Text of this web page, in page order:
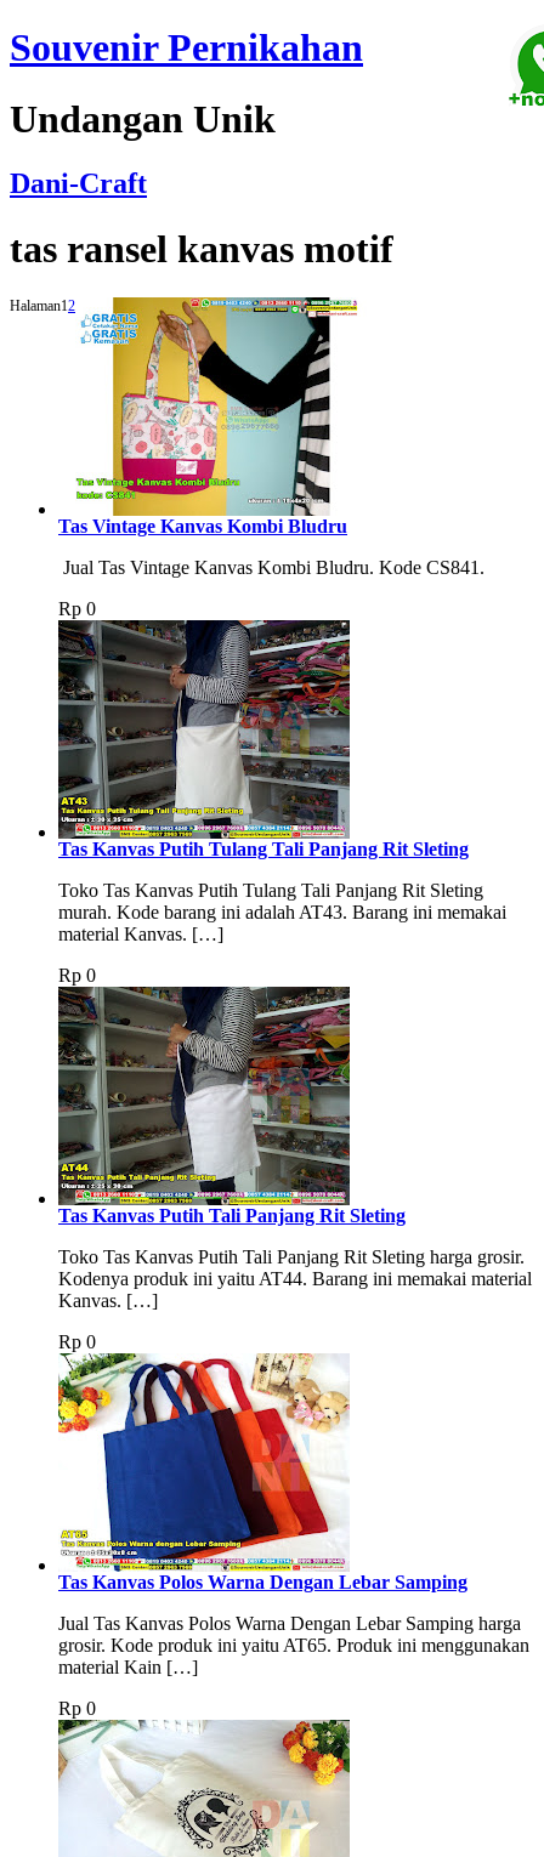
Souvenir Pernikahan
Undangan Unik
Dani-Craft
tas ransel kanvas motif
Halaman12
Tas Vintage Kanvas Kombi Bludru
Jual Tas Vintage Kanvas Kombi Bludru. Kode CS841.
Rp 0
Tas Kanvas Putih Tulang Tali Panjang Rit Sleting
Toko Tas Kanvas Putih Tulang Tali Panjang Rit Sleting
murah. Kode barang ini adalah AT43. Barang ini memakai
material Kanvas. […]
Rp 0
Tas Kanvas Putih Tali Panjang Rit Sleting
Toko Tas Kanvas Putih Tali Panjang Rit Sleting harga grosir.
Kodenya produk ini yaitu AT44. Barang ini memakai material
Kanvas. […]
Rp 0
Tas Kanvas Polos Warna Dengan Lebar Samping
Jual Tas Kanvas Polos Warna Dengan Lebar Samping harga
grosir. Kode produk ini yaitu AT65. Produk ini menggunakan
material Kain […]
Rp 0